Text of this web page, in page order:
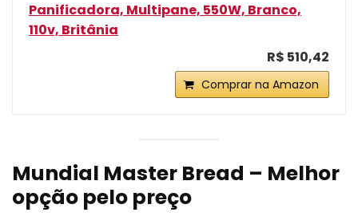
Panificadora, Multipane, 550W, Branco,
110v, Britânia
R$ 510,42
Comprar na Amazon
Mundial Master Bread – Melhor
opção pelo preço